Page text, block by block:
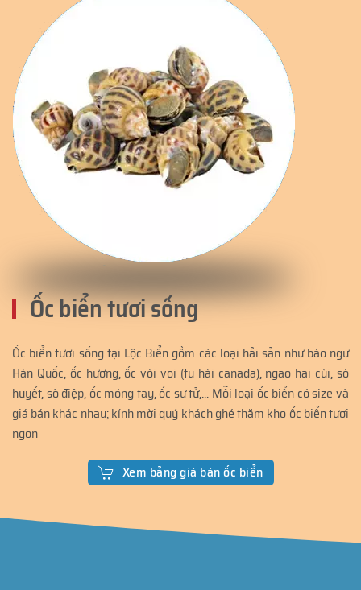
Ốc biển tươi sống
Ốc biển tươi sống tại Lộc Biển gồm các loại hải sản như bào ngư
Hàn Quốc, ốc hương, ốc vòi voi (tu hài canada), ngao hai cùi, sò
huyết, sò điệp, ốc móng tay, ốc sư tử,... Mỗi loại ốc biển có size và
giá bán khác nhau; kính mời quý khách ghé thăm kho ốc biển tươi
ngon
Xem bảng giá bán ốc biển